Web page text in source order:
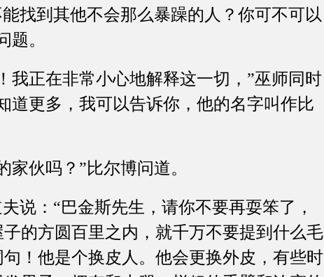
找到其他不会那么暴躁的人？你可不可以
题。
正在非常小心地解释这一切，”巫师同时
道更多，我可以告诉你，他的名字叫作比
伙吗？”比尔博问道。
：“巴金斯先生，请你不要再耍笨了，
的方圆百里之内，就千万不要提到什么毛
！他是个换皮人。他会更换外皮，有些时